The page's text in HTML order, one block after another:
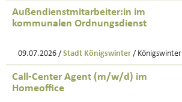
Außendienstmitarbeiter:in im
kommunalen Ordnungsdienst
09.07.2026 / Stadt Königswinter / Königswinter
Call-Center Agent (m/w/d) im
Homeoffice